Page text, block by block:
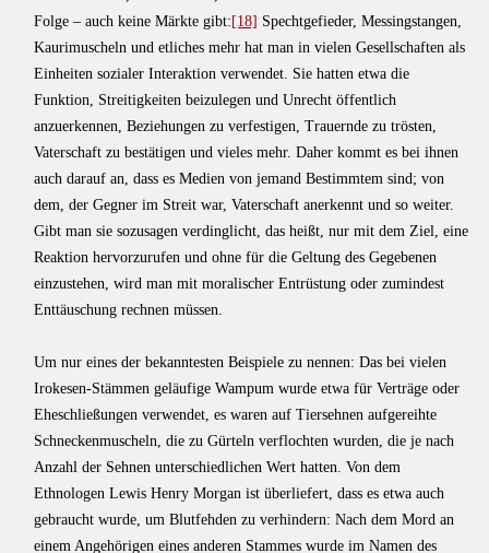
Folge – auch keine Märkte gibt: [18] Spechtgefieder, Messingstangen,
Kaurimuscheln und etliches mehr hat man in vielen Gesellschaften als
Einheiten sozialer Interaktion verwendet. Sie hatten etwa die
Funktion, Streitigkeiten beizulegen und Unrecht öffentlich
anzuerkennen, Beziehungen zu verfestigen, Trauernde zu trösten,
Vaterschaft zu bestätigen und vieles mehr. Daher kommt es bei ihnen
auch darauf an, dass es Medien von jemand Bestimmtem sind; von
dem, der Gegner im Streit war, Vaterschaft anerkennt und so weiter.
Gibt man sie sozusagen verdinglicht, das heißt, nur mit dem Ziel, eine
Reaktion hervorzurufen und ohne für die Geltung des Gegebenen
einzustehen, wird man mit moralischer Entrüstung oder zumindest
Enttäuschung rechnen müssen.
Um nur eines der bekanntesten Beispiele zu nennen: Das bei vielen
Irokesen-Stämmen geläufige Wampum wurde etwa für Verträge oder
Eheschließungen verwendet, es waren auf Tiersehnen aufgereihte
Schneckenmuscheln, die zu Gürteln verflochten wurden, die je nach
Anzahl der Sehnen unterschiedlichen Wert hatten. Von dem
Ethnologen Lewis Henry Morgan ist überliefert, dass es etwa auch
gebraucht wurde, um Blutfehden zu verhindern: Nach dem Mord an
einem Angehörigen eines anderen Stammes wurde im Namen des